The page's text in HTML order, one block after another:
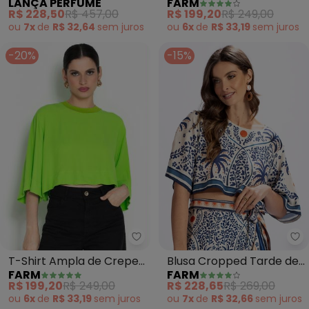
Tricoline (Amarelo)
LANÇA PERFUME
R$ 228,50R$ 457,00
ou 7x de R$ 32,64 sem juros
(Amarelo)
FARM
R$ 199,20R$ 249,00
ou 6x de R$ 33,19 sem juros
-20%
Farm - T-Shirt Ampla de
T-Shirt Ampla de Crepe
(Verde)
FARM
R$ 199,20R$ 249,00
ou 6x de R$ 33,19 sem juros
-15%
Blusa Cropped Tarde de
Verão (Azul)
FARM
R$ 228,65R$ 269,00
ou 7x de R$ 32,66 sem juros